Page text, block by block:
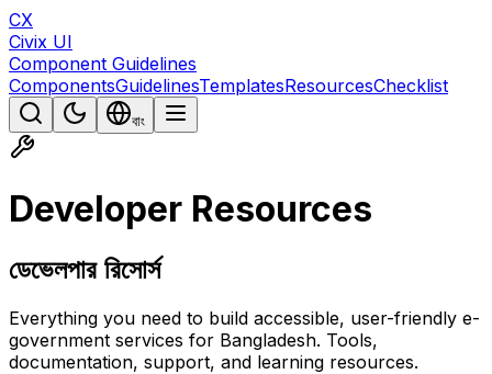
CX
Civix UI
Component Guidelines
ComponentsGuidelinesTemplatesResourcesChecklist
বাং
Developer Resources
ডেভেলপার রিসোর্স
Everything you need to build accessible, user-friendly e-
government services for Bangladesh. Tools,
documentation, support, and learning resources.